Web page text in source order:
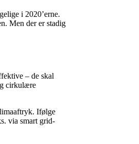
i 2020’erne.
Men der er stadig
– de skal
cirkulære
Ifølge
via smart grid-